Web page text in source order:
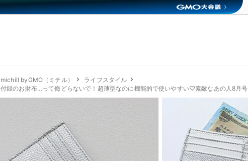
michill byGMO（ミチル）
ライフスタイル
付録のお財布…って侮どらないで！超薄型なのに機能的で使いやすい♡素敵なあの人8月号